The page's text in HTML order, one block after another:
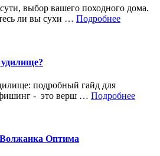
выбор вашего походного дома.
ли вы сухи … Подробнее
подробный гайд для
- это верш … Подробнее
Оптима